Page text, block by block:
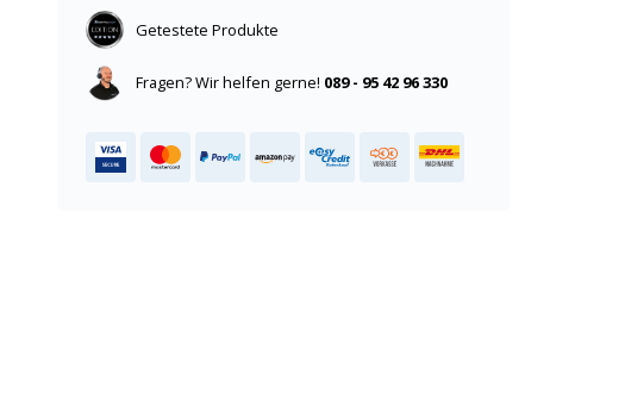
Getestete Produkte
Fragen? Wir helfen gerne! 089 - 95 42 96 330